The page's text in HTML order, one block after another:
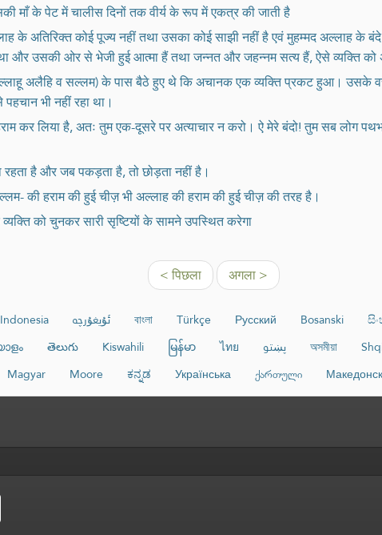
माँ के पेट में चालीस दिनों तक वीर्य के रूप में एकत्र की जाती है
के अतिरिक्त कोई पूज्य नहीं तथा उसका कोई साझी नहीं है एवं मुहम्मद
और उसकी ओर से भेजी हुई आत्मा हैं तथा जन्नत और जहन्नम सत्य हैं, ऐसे व्यक्ति
अलैहि व सल्लम) के पास बैठे हुए थे कि अचानक एक व्यक्ति प्रकट हुआ। उसके
भी नहीं रहा था।
कर लिया है, अतः तुम एक-दूसरे पर अत्याचार न करो। ऐ मेरे बंदो! तुम सब लोग
रहता है और जब पकड़ता है, तो छोड़ता नहीं है।
की हराम की हुई चीज़ भी अल्लाह की हराम की हुई चीज़ की तरह है।
को चुनकर सारी सृष्टियों के सामने उपस्थित करेगा
< पिछला अगला >
Indonesia ئۇيغۇرچە বাংলা Türkçe Русский Bosanski
తెలుగు Kiswahili မြန်မာ ไทย پښتو অসমীয়া
Magyar Moore ಕನ್ನಡ Українська ქართული